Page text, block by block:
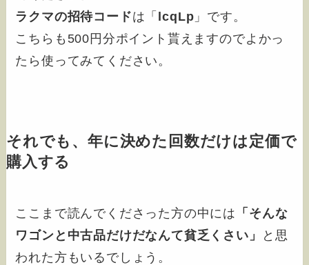
ラクマの招待コードは「 lcqLp 」です。
こちらも500円分ポイント貰えますのでよかっ
たら使ってみてください。
それでも、年に決めた回数だけは定価で
購入する
ここまで読んでくださった方の中には 「そんな
ワゴンと中古品だけだなんて貧乏くさい」
と思
われた方もいるでしょう。